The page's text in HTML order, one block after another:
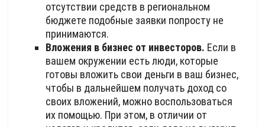
отсутствии средств в региональном
бюджете подобные заявки попросту не
принимаются.
Вложения в бизнес от инвесторов. Если в
вашем окружении есть люди, которые
готовы вложить свои деньги в ваш бизнес,
чтобы в дальнейшем получать доход со
своих вложений, можно воспользоваться
их помощью. При этом, в отличии от